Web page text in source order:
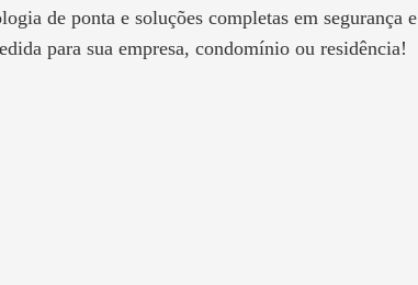
de ponta e soluções completas em segurança e
para sua empresa, condomínio ou residência!